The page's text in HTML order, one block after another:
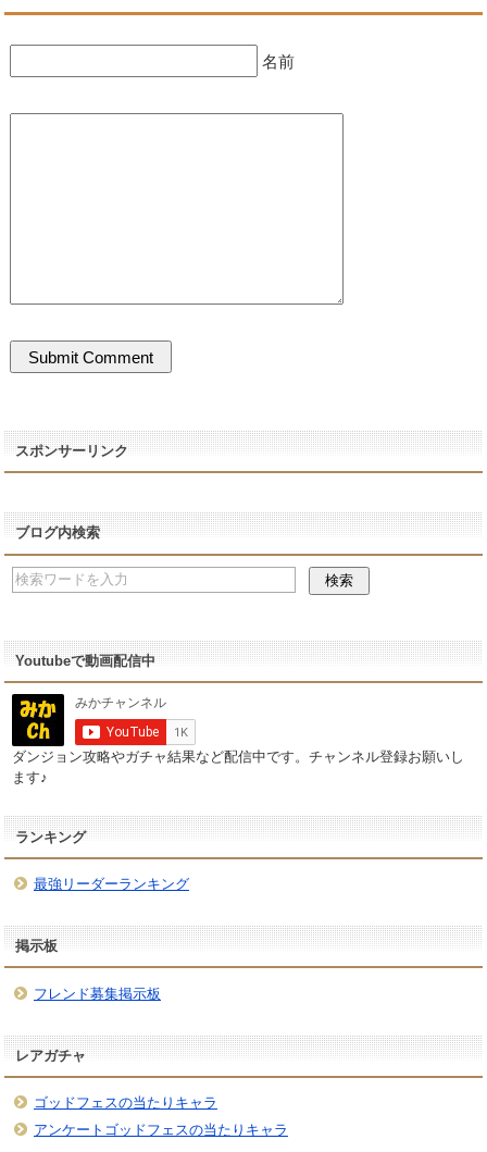
名前
スポンサーリンク
ブログ内検索
Youtubeで動画配信中
ダンジョン攻略やガチャ結果など配信中です。チャンネル登録お願いし
ます♪
ランキング
最強リーダーランキング
掲示板
フレンド募集掲示板
レアガチャ
ゴッドフェスの当たりキャラ
アンケートゴッドフェスの当たりキャラ